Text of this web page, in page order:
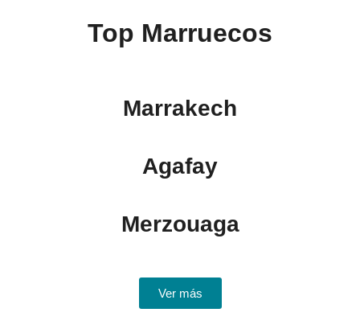
Top Marruecos
Marrakech
Agafay
Merzouaga
Ver más